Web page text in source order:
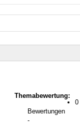
Themabewertung:
0
Bewertungen
-